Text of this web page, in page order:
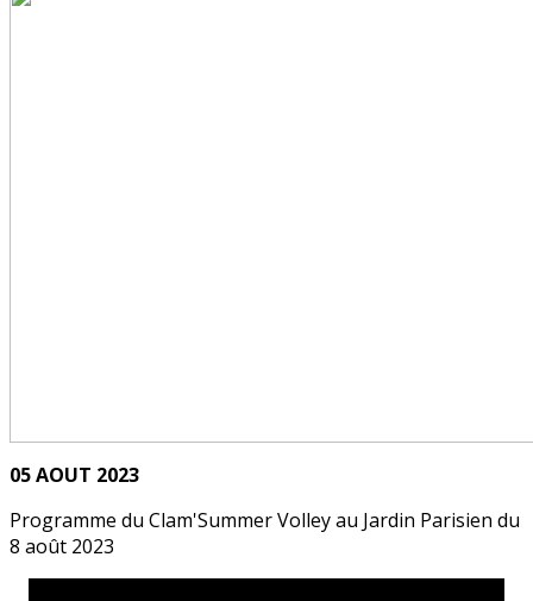
05 AOUT 2023
Programme du Clam'Summer Volley au Jardin Parisien du
8 août 2023